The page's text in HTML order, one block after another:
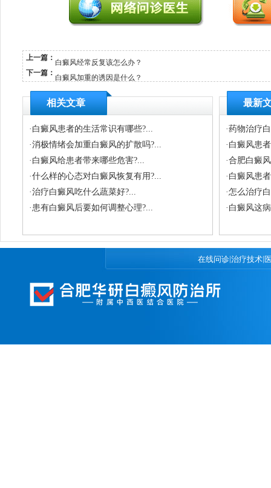
上一篇： 白癜风经常反复该怎么办？
下一篇： 白癜风加重的诱因是什么？
相关文章
· 白癜风患者的生活常识有哪些?...
·消极情绪会加重白癜风的扩散吗?...
· 白癜风给患者带来哪些危害?...
·什么样的心态对白癜风恢复有用?...
·治疗白癜风吃什么蔬菜好?...
·患有白癜风后要如何调整心理?...
最新
·药物治疗
· 白癜风患
·合肥白癜
· 白癜风患
·怎么治疗
· 白癜风这
在线问诊|治疗技术|